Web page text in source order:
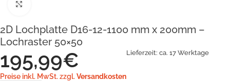
2D Lochplatte D16-12-1100 mm x 200mm –
Lochraster 50×50
195,99€
Preise inkl. MwSt. zzgl. Versandkosten
Lieferzeit: ca. 17 Werktage